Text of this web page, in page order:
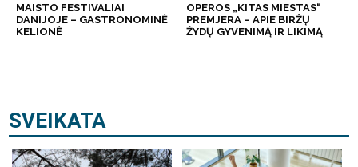
MAISTO FESTIVALIAI
DANIJOJE – GASTRONOMINĖ
KELIONĖ
OPEROS „KITAS MIESTAS“
PREMJERA – APIE BIRŽŲ
ŽYDŲ GYVENIMĄ IR LIKIMĄ
SVEIKATA